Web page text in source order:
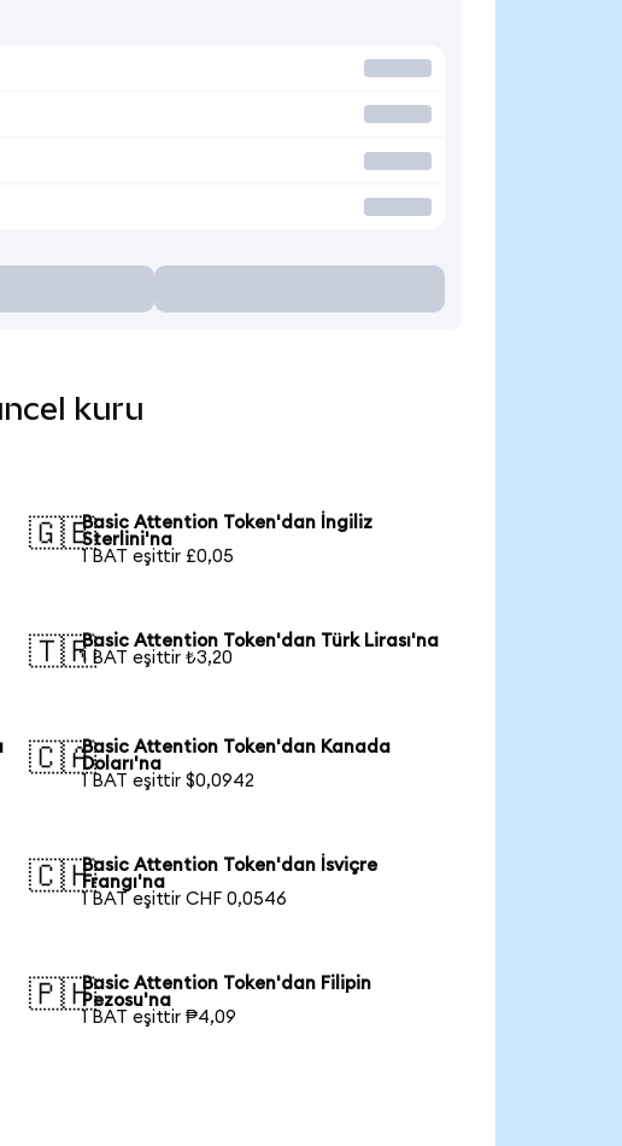
kuru
🇬🇧Basic Attention Token'dan İngiliz
Sterlini'na
1 BAT eşittir £0,05
🇹🇷Basic Attention Token'dan Türk Lirası'na
1 BAT eşittir ₺3,20
🇨🇦Basic Attention Token'dan Kanada
Doları'na
1 BAT eşittir $0,0942
🇨🇭Basic Attention Token'dan İsviçre
Frangı'na
1 BAT eşittir CHF 0,0546
🇵🇭Basic Attention Token'dan Filipin
Pezosu'na
1 BAT eşittir ₱4,09